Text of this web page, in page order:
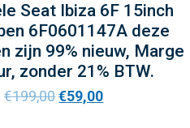
Seat Ibiza 6F 15inch
6F0601147A deze
zijn 99% nieuw, Marge
zonder 21% BTW.
€199,00€59,00